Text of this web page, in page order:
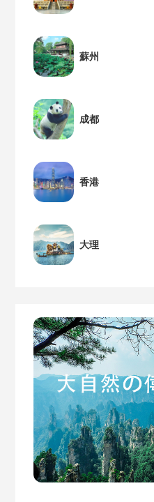
蘇州
成都
香港
大理